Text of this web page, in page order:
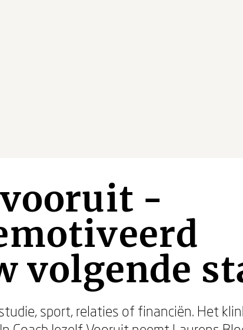
-
volgende
sport, relaties of financiën. Het